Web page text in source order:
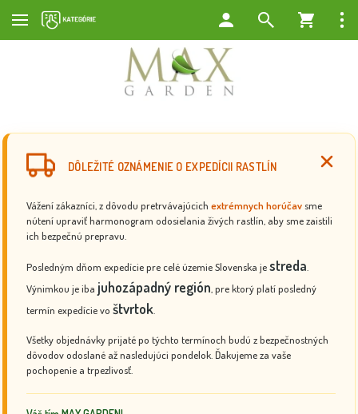
DÔLEŽITÉ OZNÁMENIE O EXPEDÍCII RASTLÍN
Vážení zákazníci, z dôvodu pretrvávajúcich extrémnych horúčav sme
nútení upraviť harmonogram odosielania živých rastlín, aby sme zaistili
ich bezpečnú prepravu.
Posledným dňom expedície pre celé územie Slovenska jestreda
Výnimkou je iba juhozápadný región , pre ktorý platí posledný
termín expedície vo štvrtok
Všetky objednávky prijaté po týchto termínoch budú z bezpečnostných
dôvodov odoslané až nasledujúci pondelok. Ďakujeme za vaše
pochopenie a trpezlivosť.